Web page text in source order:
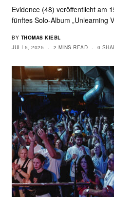
Evidence (48) veröffentlicht am
fünftes Solo-Album „Unlearning
BY THOMAS KIEBL
JULI 5, 2025
2 MINS READ 0